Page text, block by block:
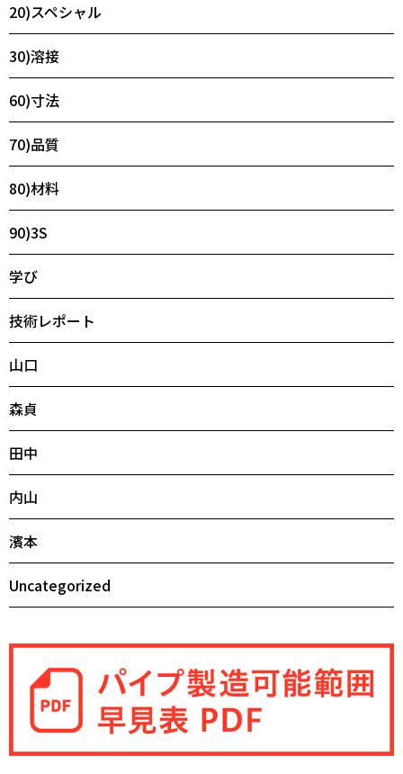
20)スペシャル
30)溶接
60)寸法
70)品質
80)材料
90)3S
学び
技術レポート
山口
森貞
田中
内山
濱本
Uncategorized